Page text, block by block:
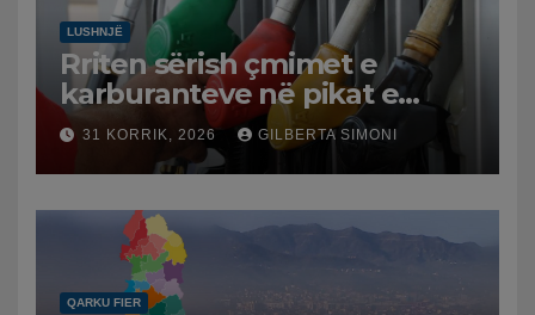
LUSHNJË
Rriten sërish çmimet e
karburanteve në pikat e
karburanteve në Lushnjë.
Tensionet në Lindjen e
Mesme shtrenjtojnë naftën
dhe benzinën në vend
31 KORRIK, 2026 GILBERTA SIMONI
QARKU FIER